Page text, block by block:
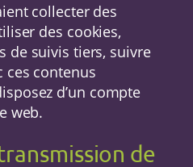
collecter des
des cookies,
de suivis tiers, suivre
ces contenus
d’un compte
web.
de